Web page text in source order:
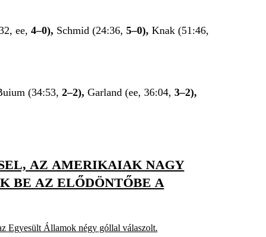
ee, 4–0), Schmid (24:36, 5–0), Knak (51:46,
(34:53, 2–2), Garland (ee, 36:04, 3–2),
AZ AMERIKAIAK NAGY
BE AZ ELŐDÖNTŐBE A
Egyesült Államok négy góllal válaszolt.